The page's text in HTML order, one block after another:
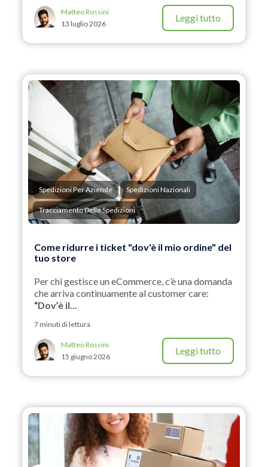
Matteo Rossini
13 luglio 2026
Leggi tutto
Spedizioni Per Aziende Spedizioni Nazionali
Tracciamento Delle Spedizioni
Come ridurre i ticket "dov'è il mio ordine" del
tuo store
Per chi gestisce un eCommerce, c’è una domanda
che arriva continuamente al customer care:
“Dov’è il...
7 minuti di lettura
Matteo Rossini
15 giugno 2026
Leggi tutto